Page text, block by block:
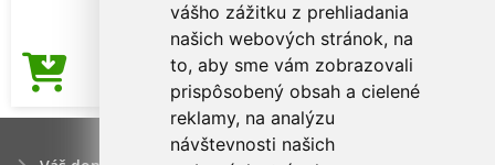
vášho zážitku z prehliadania
našich webových stránok, na
to, aby sme vám zobrazovali
prispôsobený obsah a cielené
reklamy, na analýzu
návštevnosti našich
Cena od 3,17€